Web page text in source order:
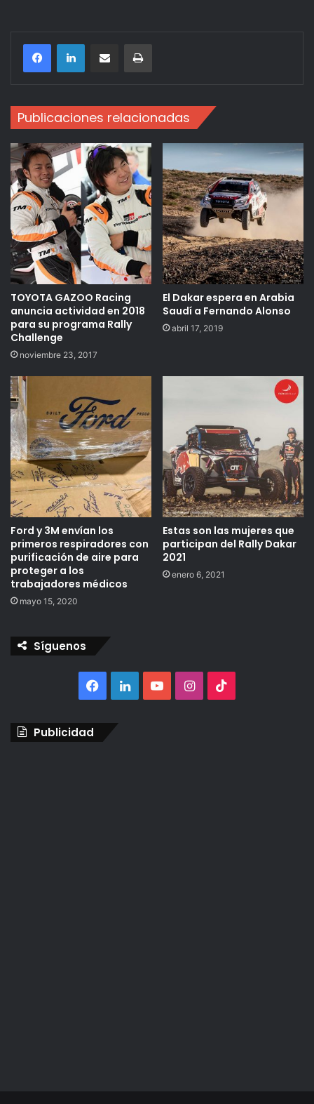
Compartir por correo electrónicoImprimir
Publicaciones relacionadas
TOYOTA GAZOO Racing
anuncia actividad en 2018
para su programa Rally
Challenge
noviembre 23, 2017
El Dakar espera en Arabia
Saudí a Fernando Alonso
abril 17, 2019
Ford y 3M envían los
primeros respiradores con
purificación de aire para
proteger a los
trabajadores médicos
mayo 15, 2020
Estas son las mujeres que
participan del Rally Dakar
2021
enero 6, 2021
Síguenos
Facebook
LinkedInYouTubeInstagram
Publicidad